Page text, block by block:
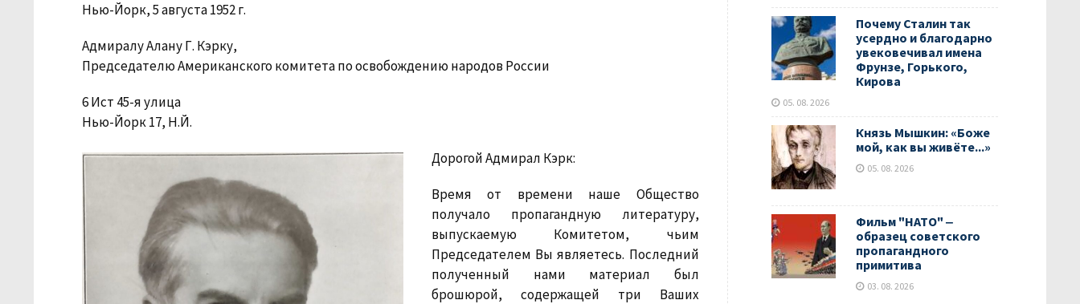
Нью-Йорк, 5 августа 1952 г.
Адмиралу Алану Г. Кэрку,
Председателю Американского комитета по освобождению народов России
6 Ист 45-я улица
Нью-Йорк 17, Н.Й.
Дорогой Адмирал Кэрк:
Время от времени наше Общество
получало пропагандную литературу,
выпускаемую Комитетом, чьим
Председателем Вы являетесь. Последний
полученный нами материал был
брошюрой, содержащей три Ваших
Почему Сталин так
усердно и благодарно
увековечивал имена
Фрунзе, Горького,
Кирова
05. 08. 2026
Князь Мышкин: «Боже
мой, как вы живёте...»
05. 08. 2026
Фильм "НАТО" ‒
образец советского
пропагандного
примитива
03. 08. 2026